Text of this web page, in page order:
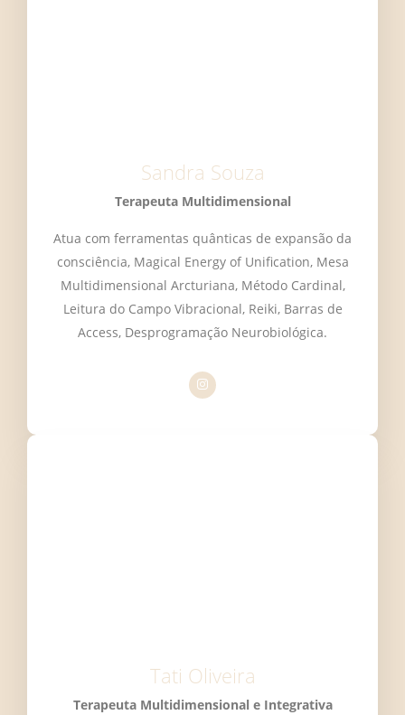
Sandra Souza
Terapeuta Multidimensional
Atua com ferramentas quânticas de expansão da
consciência, Magical Energy of Unification, Mesa
Multidimensional Arcturiana, Método Cardinal,
Leitura do Campo Vibracional, Reiki, Barras de
Access, Desprogramação Neurobiológica.
Tati Oliveira
Terapeuta Multidimensional e Integrativa